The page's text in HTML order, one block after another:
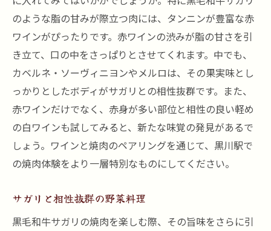
のような脂の甘みが際立つ肉には、タンニンが豊富な赤
ワインがぴったりです。赤ワインの渋みが脂の甘さを引
き立て、口の中をさっぱりとさせてくれます。中でも、
カベルネ・ソーヴィニヨンやメルロは、その果実味とし
っかりとしたボディがサガリとの相性抜群です。また、
赤ワインだけでなく、赤身が多い部位と相性の良い軽め
の白ワインも試してみると、新たな味覚の発見があるで
しょう。ワインと焼肉のペアリングを通じて、黒川駅で
の焼肉体験をより一層特別なものにしてください。
サガリと相性抜群の野菜料理
黒毛和牛サガリの焼肉を楽しむ際、その旨味をさらに引